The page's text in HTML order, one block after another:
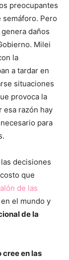
preocupantes
Pero
daños
Milei
la
a tardar en
situaciones
provoca la
esa razón hay
para
decisiones
que
de las
el mundo y
de la
cree en las